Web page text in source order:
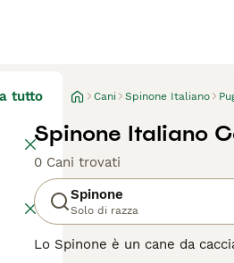
tutto Cani Spinone Italiano
Spinone Italiano
0 Cani trovati
Spinone
Solo di razza
Lo Spinone è un cane da